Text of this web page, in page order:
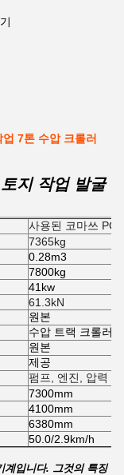
7톤 수압 크롤러
지 작업 발굴
사용된 코마쓰
7365kg
0.28m3
7800kg
41kw
61.3kN
원본
수압 트랙 크롤러
원본
제공
펌프, 엔진, 압력
7300mm
4100mm
6380mm
50.0/2.9km/h
계입니다. 그것의 특징